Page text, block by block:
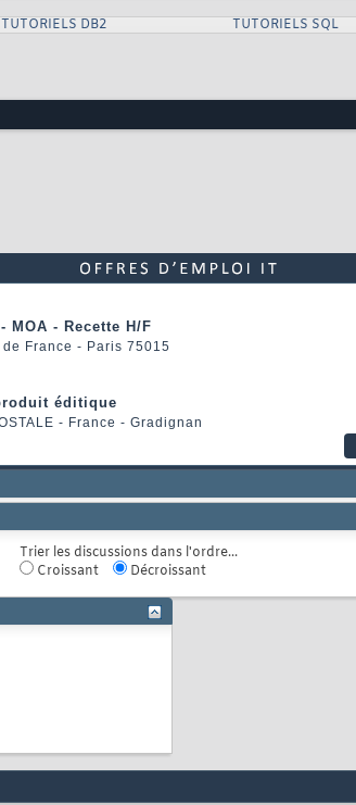
TUTORIELS DB2 TUTORIELS SQL
MOA - Recette H/F
France - Paris 75015
éditique
- France - Gradignan
Trier les discussions dans l'ordre...
Croissant
Décroissant